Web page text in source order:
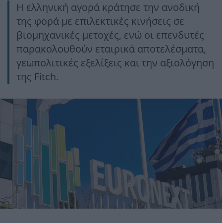
Η ελληνική αγορά κράτησε την ανοδική
της φορά με επιλεκτικές κινήσεις σε
βιομηχανικές μετοχές, ενώ οι επενδυτές
παρακολουθούν εταιρικά αποτελέσματα,
γεωπολιτικές εξελίξεις και την αξιολόγηση
της Fitch.